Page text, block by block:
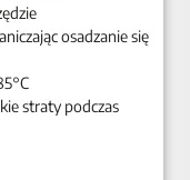
osadzanie się
straty podczas